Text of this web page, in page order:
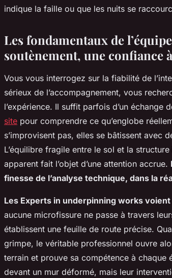
indique la faille ou que les nuits se
Les fondamentaux de
soutènement, une confiance
Vous vous interrogez sur la fiabilité de
sérieux de l’accompagnement, vous
l’expérience. Il suffit parfois d’un échange
site pour comprendre ce qu’englobe
s’improvisent pas, elles se bâtissent avec
L’équilibre fragile entre le sol et la
apparent fait l’objet d’une attention accrue.
finesse de l’analyse technique, dans la
Les Experts in underpinning works
aucune microfissure ne passe à travers
établissent une feuille de route précise.
grimpe, le véritable professionnel ouvre
terrain et prouve sa compétence à chaque
devant un mur déformé, mais leur